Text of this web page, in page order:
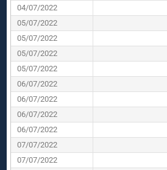
04/07/2022
05/07/2022
05/07/2022
05/07/2022
05/07/2022
06/07/2022
06/07/2022
06/07/2022
06/07/2022
07/07/2022
07/07/2022